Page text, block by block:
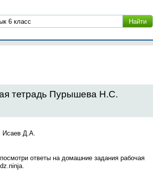
тетрадь Пурышева Н.С.
Исаев Д.А.
ответы на домашние задания рабочая